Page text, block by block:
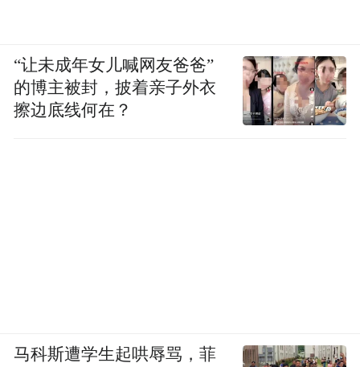
“让未成年女儿喊网友爸爸”
的博主被封，披着亲子外衣
擦边底线何在？
马科斯遭学生起哄辱骂，菲